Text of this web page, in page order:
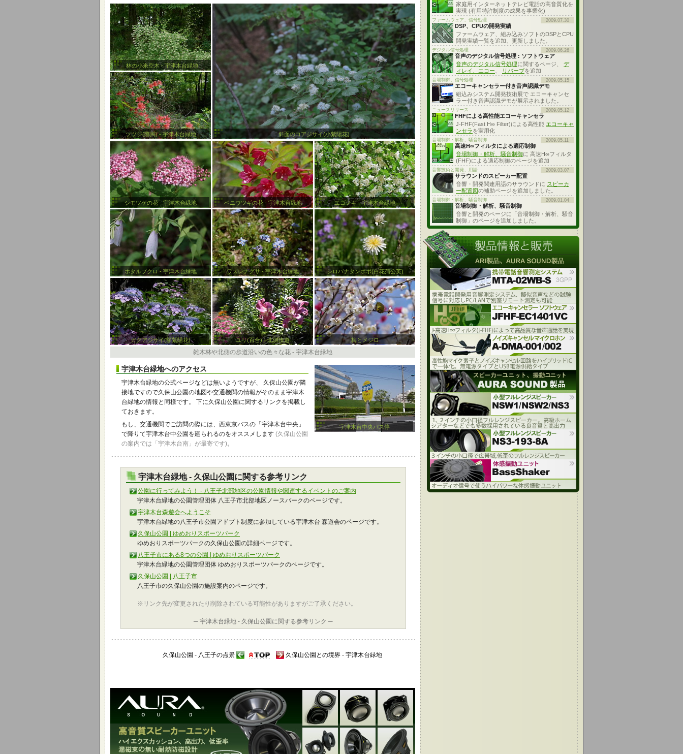
林の小米空木 - 宇津木台緑地
斜面のコアジサイ(小紫陽花)
ツツジ(躑躅) - 宇津木台緑地
シモツケの花 - 宇津木台緑地 ベニウツギの花 - 宇津木台緑地 エゴノキ - 宇津木台緑地
ホタルブクロ - 宇津木台緑地 ワスレナグサ - 宇津木台緑地 シロバナタンポポ(白花蒲公英)
ガクアジサイ(額紫陽花) ユリ(百合) - 北側歩道 梅とメジロ
雑木林や北側の歩道沿いの色々な花 - 宇津木台緑地
宇津木台中央バス停
宇津木台緑地へのアクセス
宇津木台緑地の公式ページなどは無いようですが、 久保山公園が隣
接地ですので久保山公園の地図や交通機関の情報がそのまま宇津木
台緑地の情報と同様です。 下に久保山公園に関するリンクを掲載し
ておきます。
もし、交通機関でご訪問の際には、西東京バスの「宇津木台中央」
で降りて宇津木台中公園を廻られるのをオススメします (久保山公園
の案内では「宇津木台南」が最寄です)。
─ 宇津木台緑地 - 久保山公園に関する参考リンク ─
宇津木台緑地 - 久保山公園に関する参考リンク
公園に行ってみよう！ - 八王子北部地区の公園情報や関連するイベントのご案内
宇津木台緑地の公園管理団体 八王子市北部地区ノースパークのページです。
宇津木台森遊会へようこそ
宇津木台緑地の八王子市公園アドプト制度に参加している宇津木台 森遊会のページです。
久保山公園 | ゆめおりスポーツパーク
ゆめおりスポーツパークの久保山公園の詳細ページです。
八王子市にある8つの公園 | ゆめおりスポーツパーク
宇津木台緑地の公園管理団体 ゆめおりスポーツパークのページです。
久保山公園 | 八王子市
八王子市の久保山公園の施設案内のページです。
※リンク先が変更されたり削除されている可能性がありますがご了承ください。
久保山公園 - 八王子の点景 久保山公園との境界 - 宇津木台緑地
家庭用インターネットテレビ電話の高音質化を
実現 (有用特許制度の成果を事業化)
ファームウェア、信号処理 2009.07.30
DSP、CPUの開発実績
ファームウェア、組み込みソフトのDSPとCPU
開発実績一覧を追加、更新しました。
デジタル信号処理 2009.06.26
音声のデジタル信号処理 : ソフトウェア
音声のデジタル信号処理に関するページ、 デ
ィレイ、エコー
リバーブを追加
音場制御、信号処理 2009.05.15
エコーキャンセラー付き音声認識デモ
組込みシステム開発技術展で エコーキャンセ
ラー付き音声認識デモが展示されました。
ニュースリリース 2009.05.12
FHFによる高性能エコーキャンセラ
J-FHF(Fast H∞ Filter)による高性能 エコーキャ
ンセラ を実用化
音場制御・解析、騒音制御 2009.05.11
高速H∞フィルタによる適応制御
音場制御・解析、騒音制御に 高速H∞フィルタ
(FHF)による適応制御のページを追加
音響技術と開発、用語 2009.03.07
サラウンドのスピーカー配置
音響・開発関連用語のサラウンドに スピーカ
ー配置図の補助ページを追加しました。
音場制御・解析、騒音制御 2009.01.04
音場制御・解析、騒音制御
音響と開発のページに「音場制御・解析、騒音
制御」のページを追加しました。